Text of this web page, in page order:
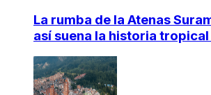
La rumba de la Atenas
así suena la historia